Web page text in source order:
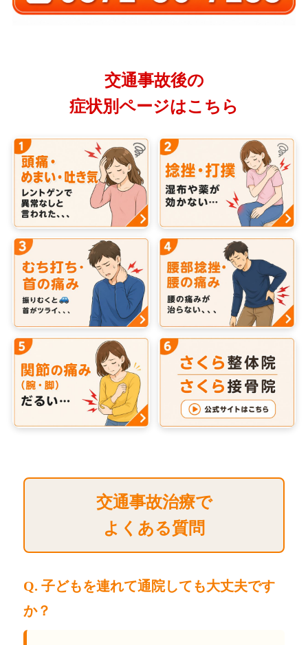
交通事故後の
症状別ページはこちら
交通事故治療で
よくある質問
Q. 子どもを連れて通院しても大丈夫です
か？